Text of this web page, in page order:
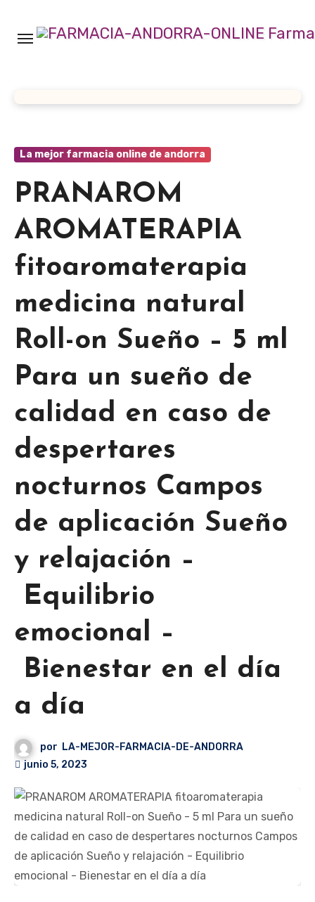
contenido
La mejor farmacia online de andorra
PRANAROM
AROMATERAPIA
fitoaromaterapia
medicina natural
Roll-on Sueño – 5 ml
Para un sueño de
calidad en caso de
despertares
nocturnos Campos
de aplicación Sueño
y relajación –
Equilibrio
emocional –
Bienestar en el día
a día
por LA-MEJOR-FARMACIA-DE-ANDORRA
junio 5, 2023